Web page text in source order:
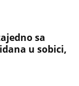
sa
u sobici,